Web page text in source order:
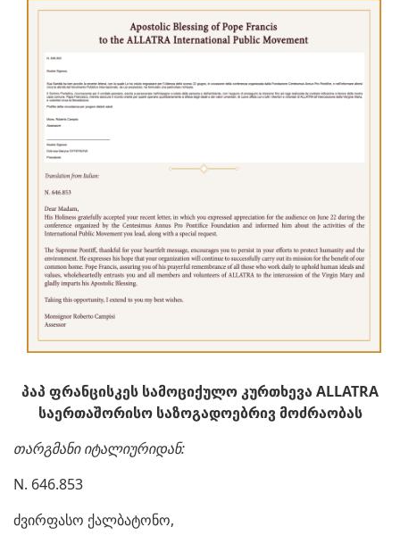
პაპ ფრანცისკეს სამოციქულო კურთხევა ALLATRA
საერთაშორისო საზოგადოებრივ მოძრაობას
თარგმანი იტალიურიდან:
N. 646.853
ძვირფასო ქალბატონო,